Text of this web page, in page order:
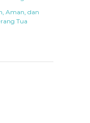
Aman, dan
Tua